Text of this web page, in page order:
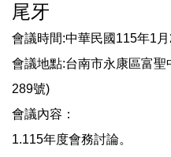
尾牙
會議時間:中華民國115年1
會議地點:台南市永康區富
289號)
會議內容：
1.115年度會務討論。